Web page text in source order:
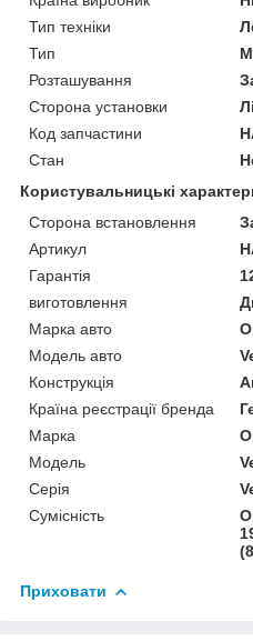
Тип техніки
Тип
Розташування
Сторона установки
Код запчастини
Стан
Користувальницькі
Сторона встановлення
Артикул
Гарантія
виготовлення
Марка авто
Модель авто
Конструкція
Країна реєстрації бренда
Марка
Модель
Серія
Сумісність
Приховати